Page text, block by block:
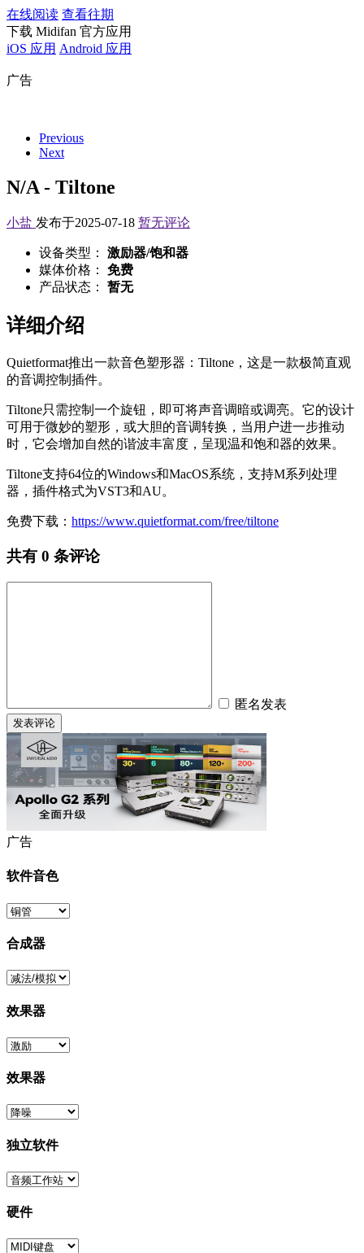
在线阅读 查看往期
下载 Midifan 官方应用
iOS 应用 Android 应用
广告
Previous
Next
N/A - Tiltone
小盐 发布于2025-07-18 暂无评论
设备类型：
激励器/饱和器
媒体价格：
免费
产品状态：
暂无
详细介绍
Quietformat推出一款音色塑形器：Tiltone，这是一款极简直观
的音调控制插件。
Tiltone只需控制一个旋钮，即可将声音调暗或调亮。它的设计
可用于微妙的塑形，或大胆的音调转换，当用户进一步推动
时，它会增加自然的谐波丰富度，呈现温和饱和器的效果。
Tiltone支持64位的Windows和MacOS系统，支持M系列处理
器，插件格式为VST3和AU。
免费下载： https://www.quietformat.com/free/tiltone
共有 0 条评论
匿名发表
广告
软件音色
合成器
效果器
效果器
独立软件
硬件